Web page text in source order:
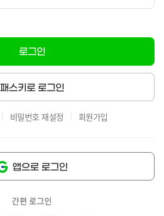
로그인
패스키로 로그인
비밀번호 재설정 회원가입
앱으로 로그인
간편 로그인